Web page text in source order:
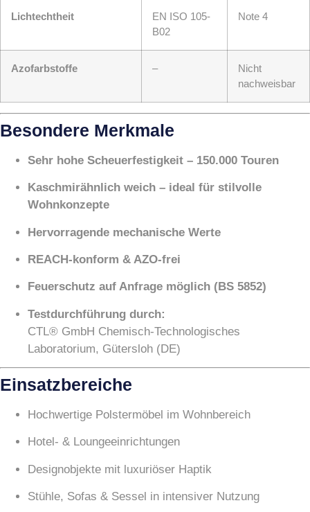
Lichtechtheit
EN ISO 105-
B02
Note 4
Azofarbstoffe –
Nicht
nachweisbar
Besondere Merkmale
Sehr hohe Scheuerfestigkeit – 150.000 Touren
Kaschmirähnlich weich – ideal für stilvolle
Wohnkonzepte
Hervorragende mechanische Werte
REACH-konform & AZO-frei
Feuerschutz auf Anfrage möglich (BS 5852)
Testdurchführung durch:
CTL® GmbH Chemisch-Technologisches
Laboratorium, Gütersloh (DE)
Einsatzbereiche
Hochwertige Polstermöbel im Wohnbereich
Hotel- & Loungeeinrichtungen
Designobjekte mit luxuriöser Haptik
Stühle, Sofas & Sessel in intensiver Nutzung